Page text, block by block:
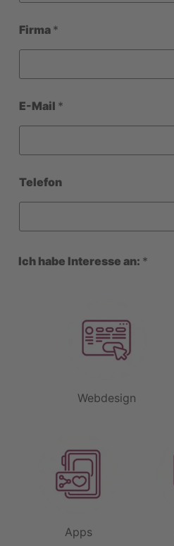
Firma *
i
m
L
o
t
E-Mail *
Telefon
Ich habe Interesse an: *
Webdesign
Apps